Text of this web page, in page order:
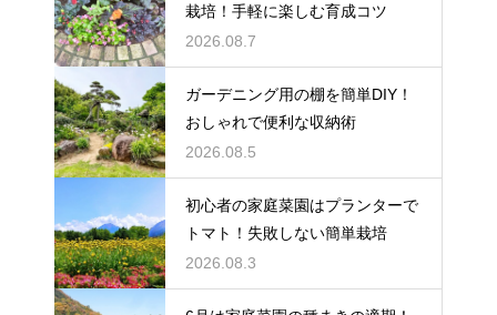
栽培！手軽に楽しむ育成コツ
2026.08.7
ガーデニング用の棚を簡単DIY！
おしゃれで便利な収納術
2026.08.5
初心者の家庭菜園はプランターで
トマト！失敗しない簡単栽培
2026.08.3